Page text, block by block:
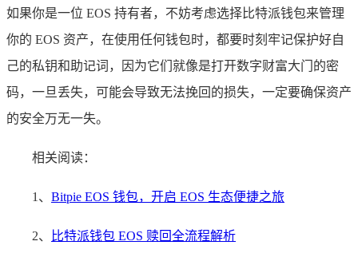
如果你是一位 EOS 持有者，不妨考虑选择比特派钱包来管理
你的 EOS 资产，在使用任何钱包时，都要时刻牢记保护好自
己的私钥和助记词，因为它们就像是打开数字财富大门的密
码，一旦丢失，可能会导致无法挽回的损失，一定要确保资产
的安全万无一失。
相关阅读：
1、 Bitpie EOS 钱包，开启 EOS 生态便捷之旅
2、 比特派钱包 EOS 赎回全流程解析